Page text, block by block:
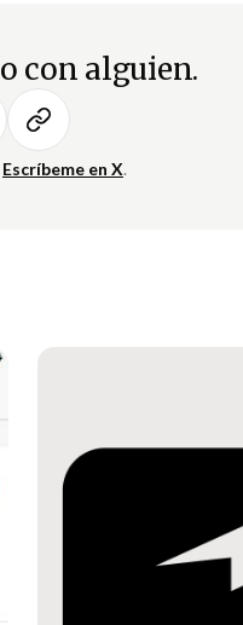
con alguien.
Escríbeme en X.